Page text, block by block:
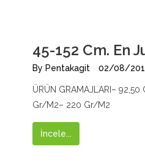
45-152 Cm. En
By Pentakagit 02/08/
ÜRÜN GRAMAJLARI–
Gr/M2– 220 Gr/M2
İncele...